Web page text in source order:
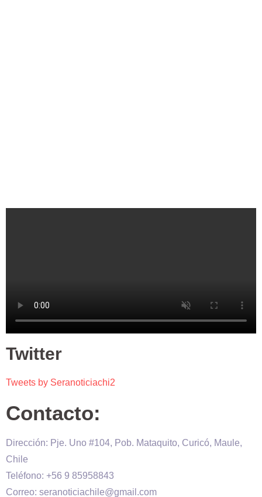
Twitter
Tweets by Seranoticiachi2
Contacto:
Dirección: Pje. Uno #104, Pob. Mataquito, Curicó, Maule,
Chile
Teléfono: +56 9 85958843
Correo: seranoticiachile@gmail.com